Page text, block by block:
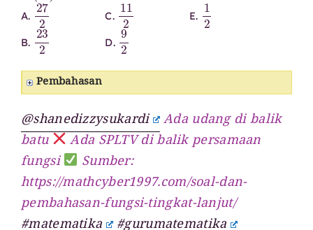
A.
272
C.
112
E.
12
B.
232
D.
92
Pembahasan
@shanedizzysukardi Ada udang di balik
batu
Ada SPLTV di balik persamaan
fungsi
Sumber:
https://mathcyber1997.com/soal-dan-
pembahasan-fungsi-tingkat-lanjut/